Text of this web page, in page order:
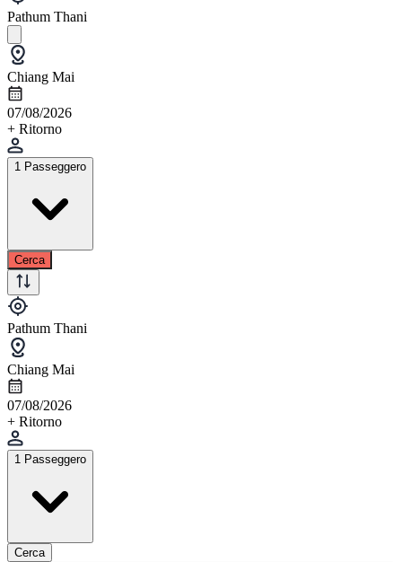
Pathum Thani
Chiang Mai
07/08/2026
+ Ritorno
1 Passeggero
Cerca
Pathum Thani
Chiang Mai
07/08/2026
+ Ritorno
1 Passeggero
Cerca